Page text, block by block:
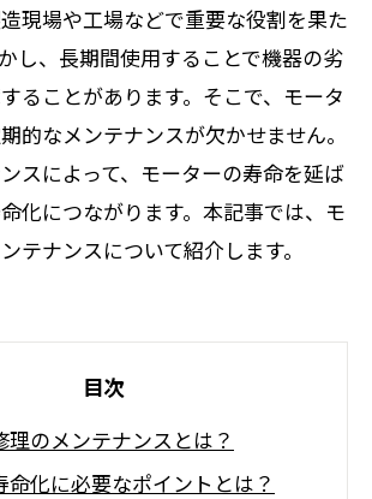
現場や工場などで重要な役割を果た
し、長期間使用することで機器の劣
ることがあります。そこで、モータ
的なメンテナンスが欠かせません。
スによって、モーターの寿命を延ば
化につながります。本記事では、モ
テナンスについて紹介します。
目次
理のメンテナンスとは？
命化に必要なポイントとは？